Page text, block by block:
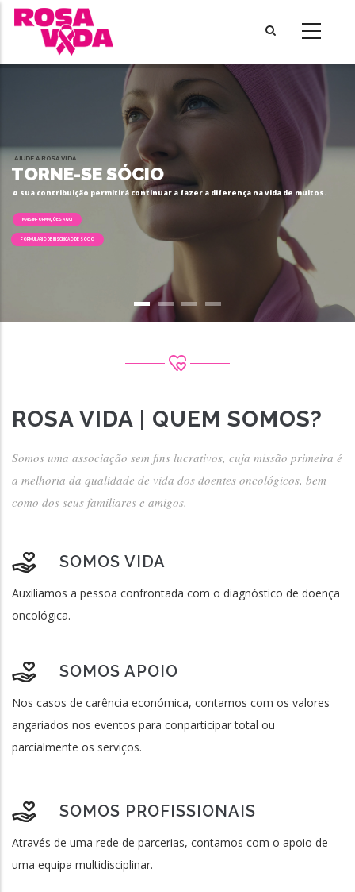
Skip
AJUDE A ROSA VIDA
TORNE-SE SÓCIO
A sua contribuição permitirá continuar a fazer a diferença na vida de muitos.
FORMULÁRIO DE INSCRIÇÃO DE SÓCIO
MAIS INFORMAÇÕES AQUI
ROSA VIDA | QUEM SOMOS?
Somos uma associação sem fins lucrativos, cuja missão primeira é
a melhoria da qualidade de vida dos doentes oncológicos, bem
como dos seus familiares e amigos.
SOMOS VIDA
Auxiliamos a pessoa confrontada com o diagnóstico de doença
oncológica.
SOMOS APOIO
Nos casos de carência económica, contamos com os valores
angariados nos eventos para conparticipar total ou
parcialmente os serviços.
SOMOS PROFISSIONAIS
Através de uma rede de parcerias, contamos com o apoio de
uma equipa multidisciplinar.